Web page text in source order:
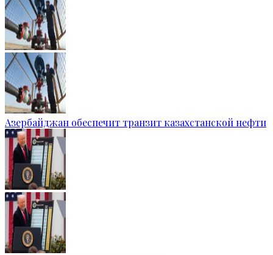
Азербайджан обеспечит транзит казахстанской нефти